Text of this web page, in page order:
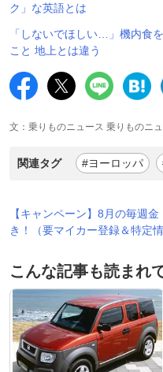
ク」な英語とは
「しないでほしい…」機内食
こと 地上とは違う
文：乗りものニュース 乗りものニ
関連タグ #ヨーロッパ
【キャンペーン】8月の毎週
き！（要マイカー登録＆特定情
こんな記事も読まれ